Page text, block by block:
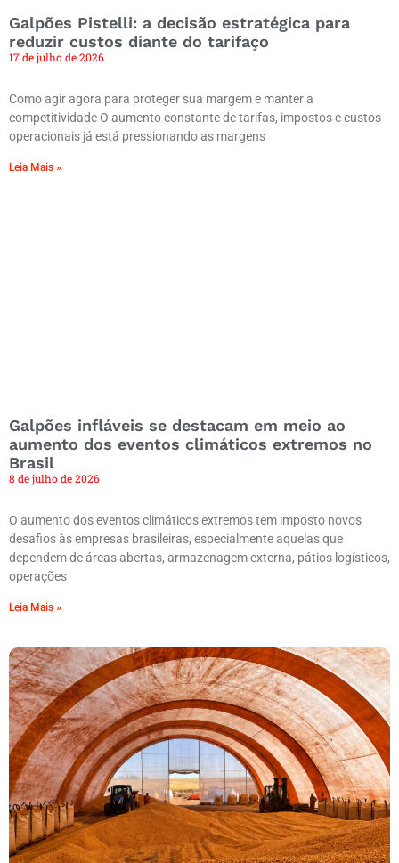
Galpões Pistelli: a decisão estratégica para
reduzir custos diante do tarifaço
17 de julho de 2026
Como agir agora para proteger sua margem e manter a
competitividade O aumento constante de tarifas, impostos e custos
operacionais já está pressionando as margens
Leia Mais »
Galpões infláveis se destacam em meio ao
aumento dos eventos climáticos extremos no
Brasil
8 de julho de 2026
O aumento dos eventos climáticos extremos tem imposto novos
desafios às empresas brasileiras, especialmente aquelas que
dependem de áreas abertas, armazenagem externa, pátios logísticos,
operações
Leia Mais »